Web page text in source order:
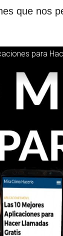
que nos
para